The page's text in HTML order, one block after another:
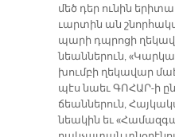
մեծ դեր ու­նին
ւար­տին ան
պա­րի դպրո­ցի
նեան­նե­րուն,
խում­բի ղե­կա­վար
պէս նաեւ ԳՈ­ՀԱՐ-ի
ճեան­նե­րուն,
նեա­կին եւ